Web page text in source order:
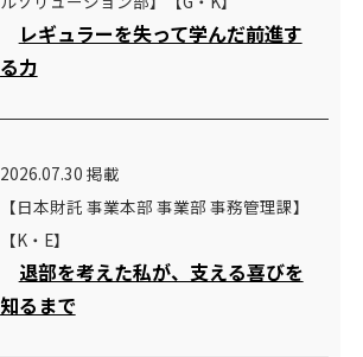
レギュラーを失って学んだ前進す
る力
2026.07.30 掲載
【日本財託 事業本部 事業部 事務管理課】
【K・E】
退部を考えた私が、支える喜びを
知るまで